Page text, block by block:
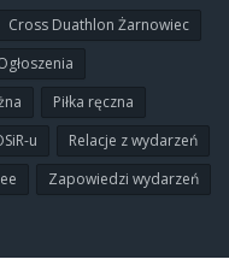
Cross Duathlon Żarnowiec
Piłka ręczna
u
Relacje z wydarzeń
Zapowiedzi wydarzeń